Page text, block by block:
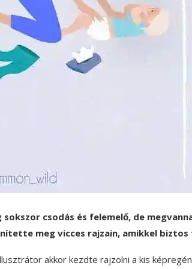
sokszor csodás és felemelő, de
meg vicces rajzain, amikkel
akkor kezdte rajzolni a kis